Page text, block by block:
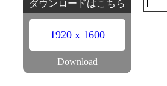
ダウンロードはこちら
1920 x 1600
Download